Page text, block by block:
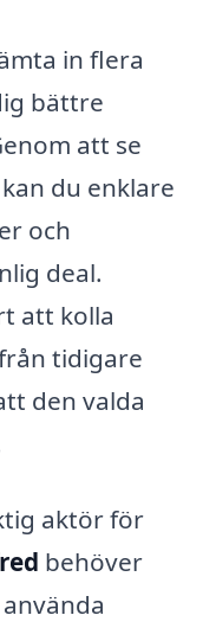
in flera
bättre
att se
du enklare
och
deal.
att kolla
tidigare
den valda
aktör för
behöver